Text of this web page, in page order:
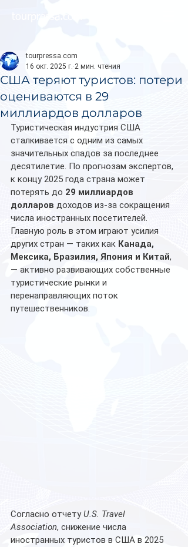
США теряют туристов: потери
оцениваются в 29
миллиардов долларов
tourpressa.com
16 окт. 2025 г. 2 мин. чтения
Туристическая индустрия США
сталкивается с одним из самых
значительных спадов за последнее
десятилетие. По прогнозам экспертов,
к концу 2025 года страна может
потерять до 29 миллиардов
долларов доходов из-за сокращения
числа иностранных посетителей.
Главную роль в этом играют усилия
других стран — таких как Канада,
Мексика, Бразилия, Япония и Китай,
— активно развивающих собственные
туристические рынки и
перенаправляющих поток
путешественников.
Согласно отчету U.S. Travel
Association, снижение числа
иностранных туристов в США в 2025